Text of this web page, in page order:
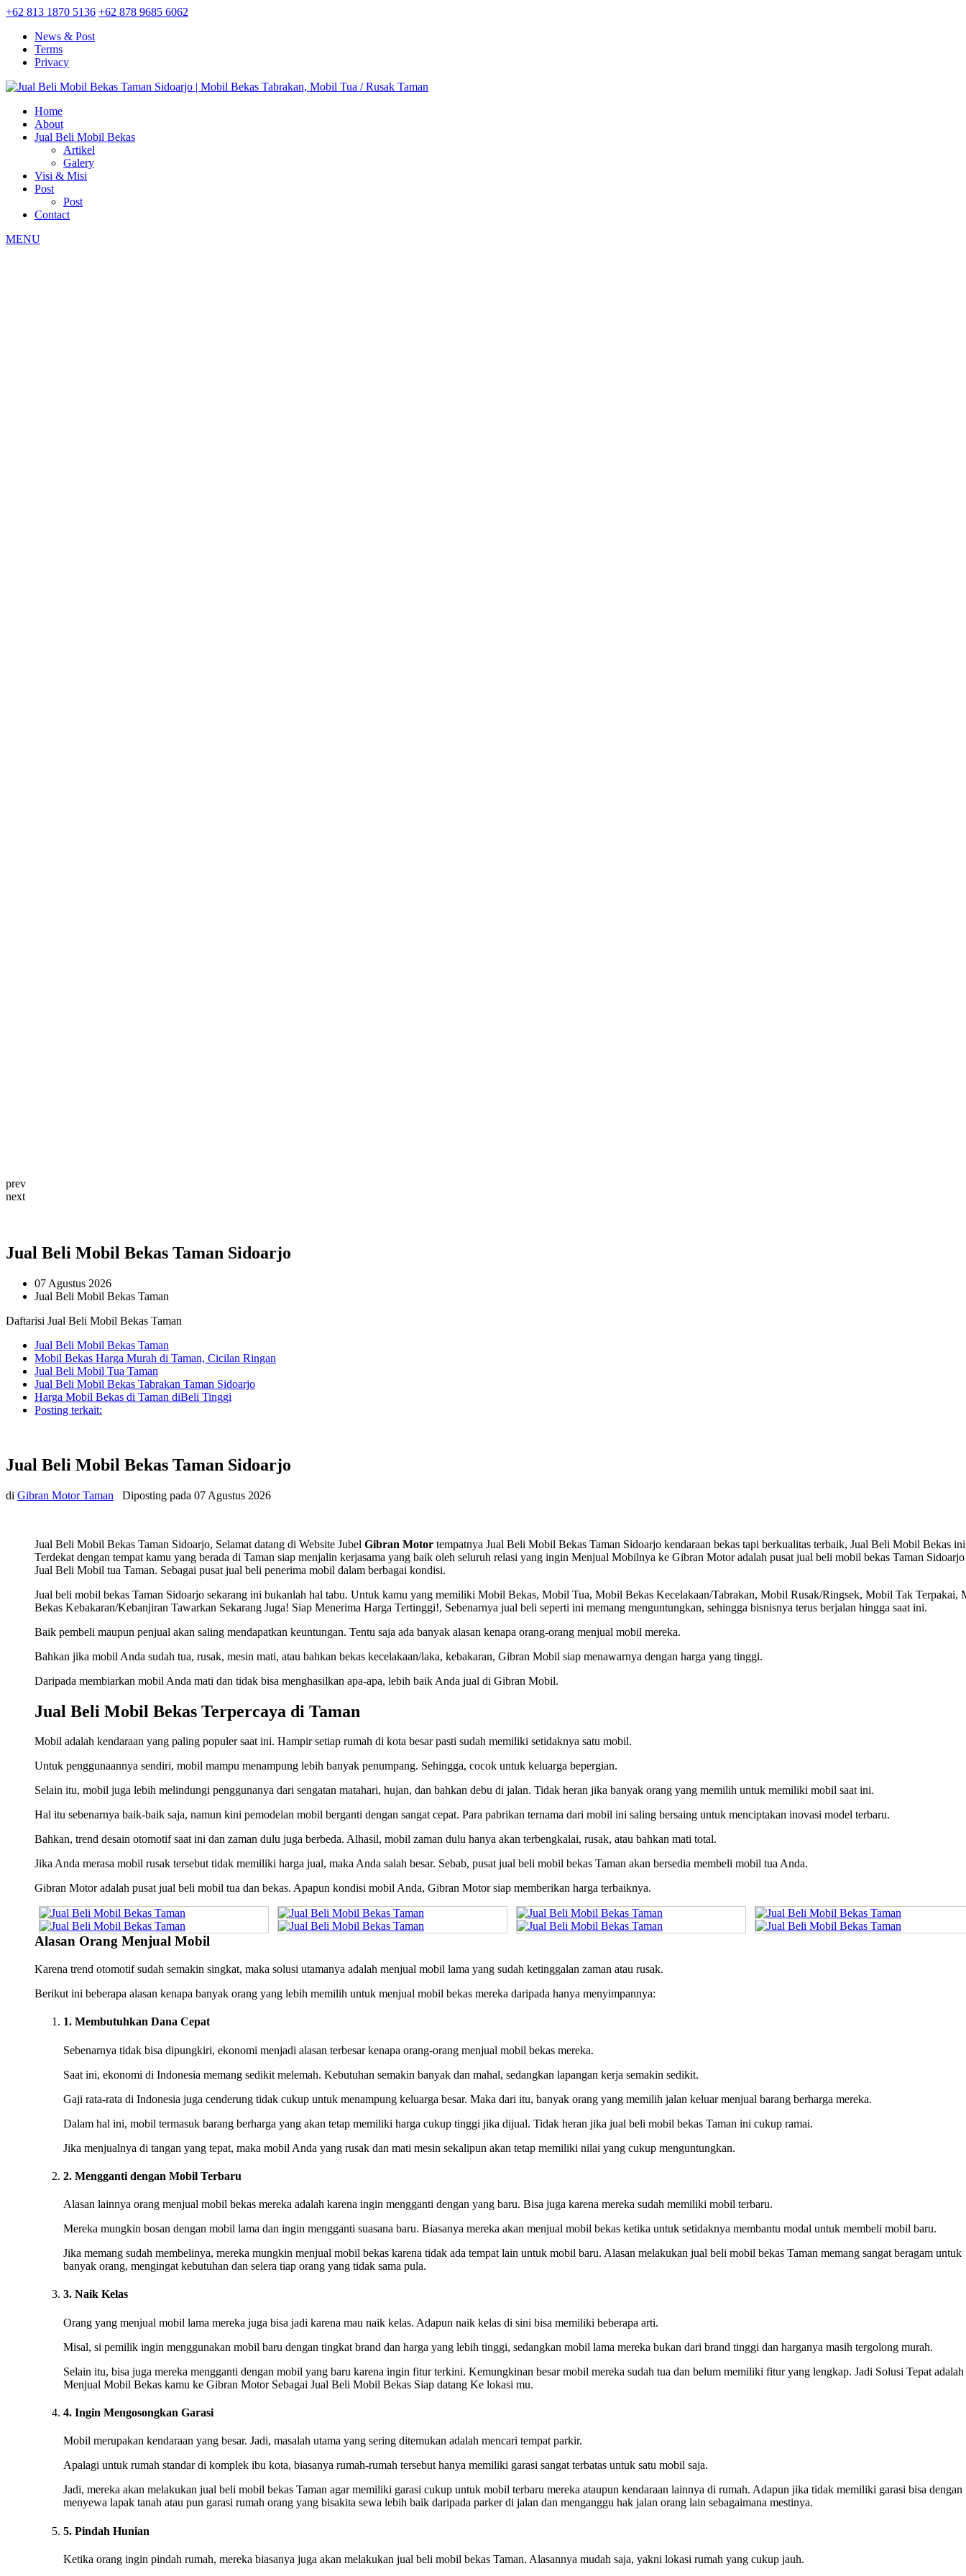
+62 813 1870 5136 +62 878 9685 6062
News & Post
Terms
Privacy
Home
About
Jual Beli Mobil Bekas
Artikel
Galery
Visi & Misi
Post
Post
Contact
MENU
prev
next
Jual Beli Mobil Bekas Taman Sidoarjo
07 Agustus 2026
Jual Beli Mobil Bekas Taman
Daftarisi Jual Beli Mobil Bekas Taman
Jual Beli Mobil Bekas Taman
Mobil Bekas Harga Murah di Taman, Cicilan Ringan
Jual Beli Mobil Tua Taman
Jual Beli Mobil Bekas Tabrakan Taman Sidoarjo
Harga Mobil Bekas di Taman diBeli Tinggi
Posting terkait:
Jual Beli Mobil Bekas Taman Sidoarjo
di Gibran Motor Taman Diposting pada 07 Agustus 2026
Jual Beli Mobil Bekas Taman Sidoarjo, Selamat datang di Website Jubel Gibran Motor tempatnya Jual Beli Mobil Bekas Taman Sidoarjo kendaraan bekas tapi berkualitas terbaik, Jual Beli Mobil Bekas ini
Terdekat dengan tempat kamu yang berada di Taman siap menjalin kerjasama yang baik oleh seluruh relasi yang ingin Menjual Mobilnya ke Gibran Motor adalah pusat jual beli mobil bekas Taman Sidoarjo
Jual Beli Mobil tua Taman. Sebagai pusat jual beli penerima mobil dalam berbagai kondisi.
Jual beli mobil bekas Taman Sidoarjo sekarang ini bukanlah hal tabu. Untuk kamu yang memiliki Mobil Bekas, Mobil Tua, Mobil Bekas Kecelakaan/Tabrakan, Mobil Rusak/Ringsek, Mobil Tak Terpakai,
Bekas Kebakaran/Kebanjiran Tawarkan Sekarang Juga! Siap Menerima Harga Tertinggi!, Sebenarnya jual beli seperti ini memang menguntungkan, sehingga bisnisnya terus berjalan hingga saat ini.
Baik pembeli maupun penjual akan saling mendapatkan keuntungan. Tentu saja ada banyak alasan kenapa orang-orang menjual mobil mereka.
Bahkan jika mobil Anda sudah tua, rusak, mesin mati, atau bahkan bekas kecelakaan/laka, kebakaran, Gibran Mobil siap menawarnya dengan harga yang tinggi.
Daripada membiarkan mobil Anda mati dan tidak bisa menghasilkan apa-apa, lebih baik Anda jual di Gibran Mobil.
Jual Beli Mobil Bekas Terpercaya di Taman
Mobil adalah kendaraan yang paling populer saat ini. Hampir setiap rumah di kota besar pasti sudah memiliki setidaknya satu mobil.
Untuk penggunaannya sendiri, mobil mampu menampung lebih banyak penumpang. Sehingga, cocok untuk keluarga bepergian.
Selain itu, mobil juga lebih melindungi penggunanya dari sengatan matahari, hujan, dan bahkan debu di jalan. Tidak heran jika banyak orang yang memilih untuk memiliki mobil saat ini.
Hal itu sebenarnya baik-baik saja, namun kini pemodelan mobil berganti dengan sangat cepat. Para pabrikan ternama dari mobil ini saling bersaing untuk menciptakan inovasi model terbaru.
Bahkan, trend desain otomotif saat ini dan zaman dulu juga berbeda. Alhasil, mobil zaman dulu hanya akan terbengkalai, rusak, atau bahkan mati total.
Jika Anda merasa mobil rusak tersebut tidak memiliki harga jual, maka Anda salah besar. Sebab, pusat jual beli mobil bekas Taman akan bersedia membeli mobil tua Anda.
Gibran Motor adalah pusat jual beli mobil tua dan bekas. Apapun kondisi mobil Anda, Gibran Motor siap memberikan harga terbaiknya.
Alasan Orang Menjual Mobil
Karena trend otomotif sudah semakin singkat, maka solusi utamanya adalah menjual mobil lama yang sudah ketinggalan zaman atau rusak.
Berikut ini beberapa alasan kenapa banyak orang yang lebih memilih untuk menjual mobil bekas mereka daripada hanya menyimpannya:
1. Membutuhkan Dana Cepat
Sebenarnya tidak bisa dipungkiri, ekonomi menjadi alasan terbesar kenapa orang-orang menjual mobil bekas mereka.
Saat ini, ekonomi di Indonesia memang sedikit melemah. Kebutuhan semakin banyak dan mahal, sedangkan lapangan kerja semakin sedikit.
Gaji rata-rata di Indonesia juga cenderung tidak cukup untuk menampung keluarga besar. Maka dari itu, banyak orang yang memilih jalan keluar menjual barang berharga mereka.
Dalam hal ini, mobil termasuk barang berharga yang akan tetap memiliki harga cukup tinggi jika dijual. Tidak heran jika jual beli mobil bekas Taman ini cukup ramai.
Jika menjualnya di tangan yang tepat, maka mobil Anda yang rusak dan mati mesin sekalipun akan tetap memiliki nilai yang cukup menguntungkan.
2. Mengganti dengan Mobil Terbaru
Alasan lainnya orang menjual mobil bekas mereka adalah karena ingin mengganti dengan yang baru. Bisa juga karena mereka sudah memiliki mobil terbaru.
Mereka mungkin bosan dengan mobil lama dan ingin mengganti suasana baru. Biasanya mereka akan menjual mobil bekas ketika untuk setidaknya membantu modal untuk membeli mobil baru.
Jika memang sudah membelinya, mereka mungkin menjual mobil bekas karena tidak ada tempat lain untuk mobil baru. Alasan melakukan jual beli mobil bekas Taman memang sangat beragam untuk
banyak orang, mengingat kebutuhan dan selera tiap orang yang tidak sama pula.
3. Naik Kelas
Orang yang menjual mobil lama mereka juga bisa jadi karena mau naik kelas. Adapun naik kelas di sini bisa memiliki beberapa arti.
Misal, si pemilik ingin menggunakan mobil baru dengan tingkat brand dan harga yang lebih tinggi, sedangkan mobil lama mereka bukan dari brand tinggi dan harganya masih tergolong murah.
Selain itu, bisa juga mereka mengganti dengan mobil yang baru karena ingin fitur terkini. Kemungkinan besar mobil mereka sudah tua dan belum memiliki fitur yang lengkap. Jadi Solusi Tepat adalah
Menjual Mobil Bekas kamu ke Gibran Motor Sebagai Jual Beli Mobil Bekas Siap datang Ke lokasi mu.
4. Ingin Mengosongkan Garasi
Mobil merupakan kendaraan yang besar. Jadi, masalah utama yang sering ditemukan adalah mencari tempat parkir.
Apalagi untuk rumah standar di komplek ibu kota, biasanya rumah-rumah tersebut hanya memiliki garasi sangat terbatas untuk satu mobil saja.
Jadi, mereka akan melakukan jual beli mobil bekas Taman agar memiliki garasi cukup untuk mobil terbaru mereka ataupun kendaraan lainnya di rumah. Adapun jika tidak memiliki garasi bisa dengan
menyewa lapak tanah atau pun garasi rumah orang yang bisakita sewa lebih baik daripada parker di jalan dan menganggu hak jalan orang lain sebagaimana mestinya.
5. Pindah Hunian
Ketika orang ingin pindah rumah, mereka biasanya juga akan melakukan jual beli mobil bekas Taman. Alasannya mudah saja, yakni lokasi rumah yang cukup jauh.